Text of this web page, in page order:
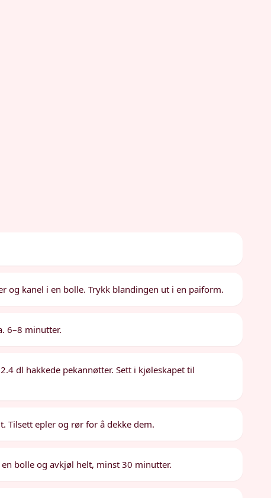
og kanel i en bolle. Trykk blandingen ut i en paiform.
6–8 minutter.
dl hakkede pekannøtter. Sett i kjøleskapet til
Tilsett epler og rør for å dekke dem.
bolle og avkjøl helt, minst 30 minutter.